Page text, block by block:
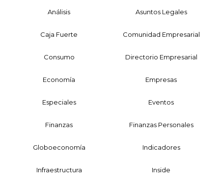
Análisis Asuntos Legales
Caja Fuerte Comunidad Empresarial
Consumo Directorio Empresarial
Economía Empresas
Especiales Eventos
Finanzas Finanzas Personales
Globoeconomía Indicadores
Infraestructura Inside